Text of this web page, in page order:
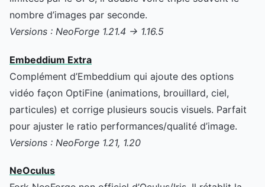
nombre d’images par seconde.
Versions : NeoForge 1.21.4 → 1.16.5
Embeddium Extra
Complément d’Embeddium qui ajoute des options
vidéo façon OptiFine (animations, brouillard, ciel,
particules) et corrige plusieurs soucis visuels. Parfait
pour ajuster le ratio performances/qualité d’image.
Versions : NeoForge 1.21, 1.20
NeOculus